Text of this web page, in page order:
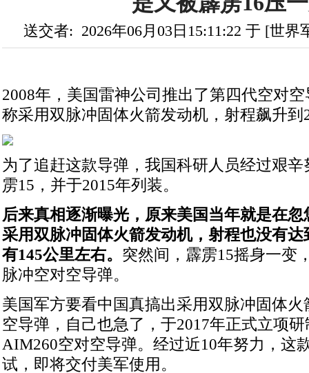
送交者: 2026年06月03日15:11:22 于 [世
2008年，美国雷神公司推出了第四代空对
称采用双脉冲固体火箭发动机，射程飙升到
为了追赶这款导弹，我国科研人员经过艰
雳15，并于2015年列装。
后来真相逐渐曝光，原来美国当年就是在
采用双脉冲固体火箭发动机，射程也没有达
有145公里左右。 突然间，霹雳15摇身一变
脉冲空对空导弹。
美国军方要看中国真搞出采用双脉冲固体
空导弹，自己也急了，于2017年正式立项
AIM260空对空导弹。经过近10年努力，这
试，即将交付美军使用。